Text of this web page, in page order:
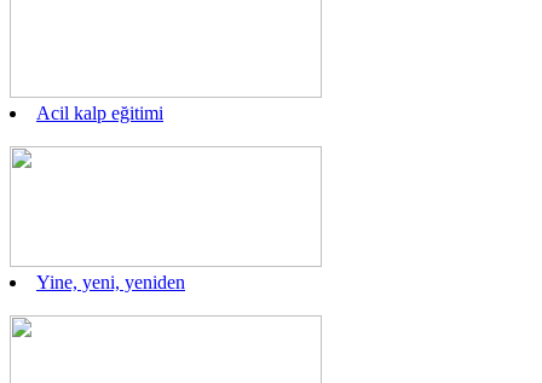
Acil kalp eğitimi
Yine, yeni, yeniden